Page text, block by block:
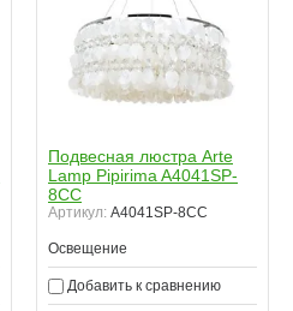
Подвесная люстра Arte
Lamp Pipirima A4041SP-
8CC
Артикул: A4041SP-8CC
Освещение
Добавить к сравнению